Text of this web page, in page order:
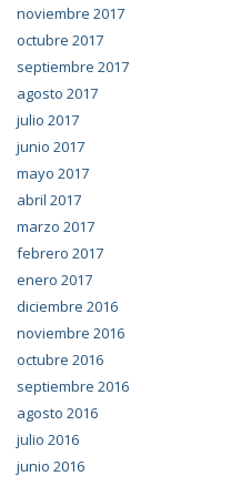
noviembre 2017
octubre 2017
septiembre 2017
agosto 2017
julio 2017
junio 2017
mayo 2017
abril 2017
marzo 2017
febrero 2017
enero 2017
diciembre 2016
noviembre 2016
octubre 2016
septiembre 2016
agosto 2016
julio 2016
junio 2016